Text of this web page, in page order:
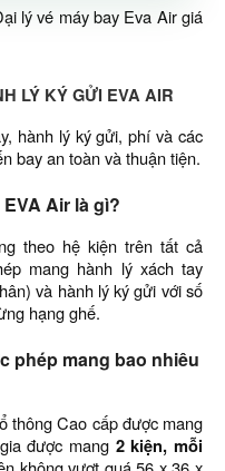
lý vé máy bay Eva Air giá
LÝ KÝ GỬI EVA AIR
hành lý ký gửi, phí và các
bay an toàn và thuận tiện.
Air là gì?
theo hệ kiện trên tất cả
mang hành lý xách tay
và hành lý ký gửi với số
hạng ghế.
phép mang bao nhiêu
thông Cao cấp được mang
được mang 2 kiện, mỗi